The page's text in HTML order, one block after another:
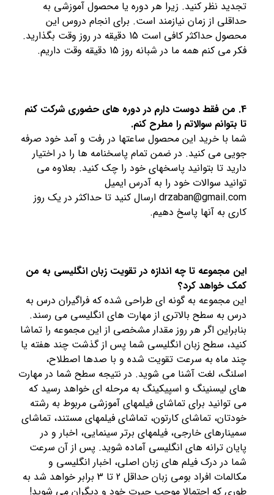
تجدید نظر کنید. زیرا هر دوره یا محصول آموزشی به
حداقلی از زمان نیازمند است. برای انجام دروس این
محصول حداکثر کافی است 15 دقیقه در روز وقت بگذارید.
فکر می کنم همه ما در شبانه روز 15 دقیقه وقت داریم.
4. من فقط دوست دارم در دوره های حضوری شرکت کنم
تا بتوانم سوالاتم را مطرح کنم.
شما با خرید این محصول ساعتها در رفت و آمد خود صرفه
جویی می کنید. در ضمن تمام پاسخنامه ها را در اختیار
دارید تا بتوانید پاسخهای خود را چک کنید. بعلاوه می
توانید سوالات خود را به آدرس ایمیل
drzaban@gmail.com ارسال کنید تا حداکثر در یک روز
کاری به آنها پاسخ دهیم.
این مجموعه تا چه اندازه در تقویت زبان انگلیسی به من
کمک خواهد کرد؟
این مجموعه به گونه ای طراحی شده که فراگیران درس به
درس به سطح بالاتری از مهارت های انگلیسی می رسند.
بنابراین اگر هر روز مقدار مشخصی از این مجموعه را تماشا
کنید، سطح زبان انگلیسی شما پس از گذشت چند هفته یا
چند ماه به سرعت تقویت شده و با صدها اصطلاح،
اسلنگ، لغت آشنا می شوید. در نتیجه سطح شما در مهارت
های لیسنینگ و اسپیکینگ به مرحله ای خواهد رسید که
می توانید برای تماشای فیلمهای آموزشی مربوط به رشته
خودتان، تماشای کارتون، تماشای فیلمهای مستند، تماشای
سمینارهای خارجی، فیلمهای برتر سینمایی، اخبار و در
پایان ترانه های انگلیسی آماده شوید. پس از آن سرعت
شما در درک فیلم های زبان اصلی، اخبار انگلیسی و
مکالمات افراد بومی زبان حداقل 2 تا 3 برابر خواهد شد به
طوری که احتمالا موجب حیرت خود و دیگران می شوید!